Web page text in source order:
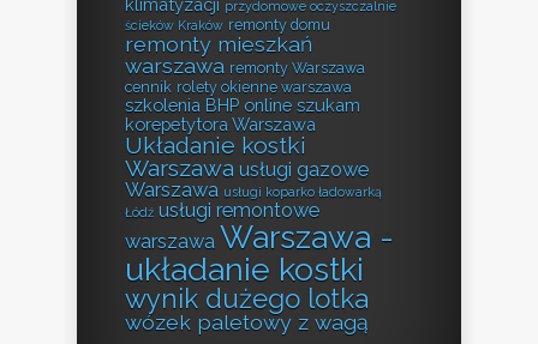
klimatyzacji przydomowe oczyszczalnie
ścieków Kraków remonty domu
remonty mieszkań
warszawa remonty Warszawa
cennik rolety okienne warszawa
szkolenia BHP online szukam
korepetytora Warszawa
Układanie kostki
Warszawa usługi gazowe
Warszawa usługi koparko ładowarką
Łódź usługi remontowe
warszawa Warszawa -
układanie kostki
wynik dużego lotka
wózek paletowy z wagą